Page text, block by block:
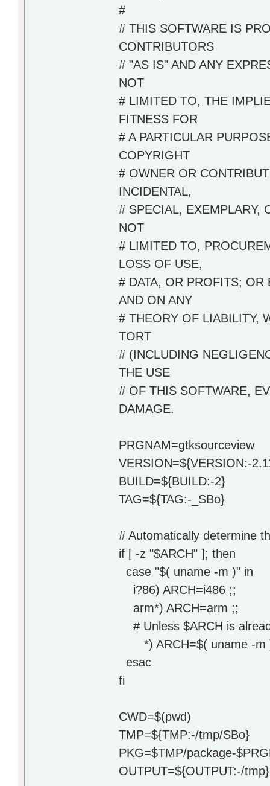
#
# THIS SOFTWARE IS
CONTRIBUTORS
# "AS IS" AND ANY
NOT
# LIMITED TO, THE
FITNESS FOR
# A PARTICULAR
COPYRIGHT
# OWNER OR
INCIDENTAL,
# SPECIAL, EXEMPLARY,
NOT
# LIMITED TO,
LOSS OF USE,
# DATA, OR PROFITS; OR
AND ON ANY
# THEORY OF LIABILITY,
TORT
# (INCLUDING
THE USE
# OF THIS SOFTWARE,
DAMAGE.
PRGNAM=gtksourceview
VERSION=${VERSION:-
BUILD=${BUILD:-2}
TAG=${TAG:-_SBo}
# Automatically determine
if [ -z "$ARCH" ]; then
case "$( uname -m )" in
i?86) ARCH=i486 ;;
arm*) ARCH=arm ;;
# Unless $ARCH is
*) ARCH=$( uname -m
esac
fi
CWD=$(pwd)
TMP=${TMP:-/tmp/SBo}
PKG=$TMP/package-
OUTPUT=${OUTPUT:-/tmp}